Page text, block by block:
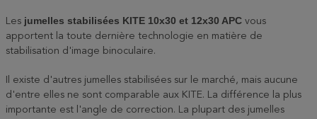
Les jumelles stabilisées KITE 10x30 et 12x30 APC vous
apportent la toute dernière technologie en matière de
stabilisation d'image binoculaire.
Il existe d'autres jumelles stabilisées sur le marché, mais aucune
d'entre elles ne sont comparable aux KITE. La différence la plus
importante est l'angle de correction. La plupart des jumelles